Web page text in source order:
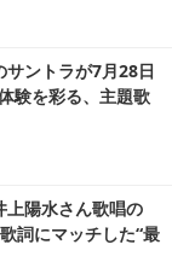
サントラが7月28日
験を彩る、主題歌
上陽水さん歌唱の
詞にマッチした“最